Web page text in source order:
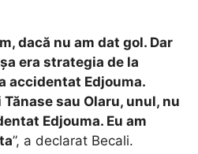
dacă nu am dat gol. Dar
era strategia de la
accidentat Edjouma.
sau Olaru, unul, nu
Edjouma. Eu am
”, a declarat Becali.